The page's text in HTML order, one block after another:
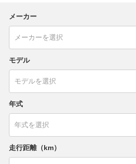
メーカー
モデル
年式
走行距離（km）